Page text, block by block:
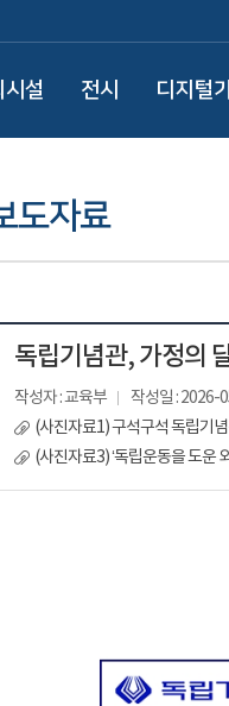
설 전시 디지털
도자료
독립기념관, 가정의
작성자 : 교육부 작성일 : 2026-
(사진자료1) 구석구석 독립기
(사진자료3) ‘독립운동을 도운